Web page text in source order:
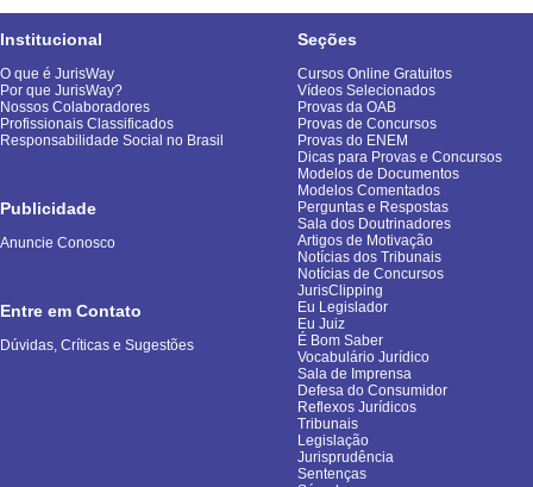
Institucional
O que é JurisWay
Por que JurisWay?
Nossos Colaboradores
Profissionais Classificados
Responsabilidade Social no Brasil
Publicidade
Anuncie Conosco
Entre em Contato
Dúvidas, Críticas e Sugestões
Seções
Cursos Online Gratuitos
Vídeos Selecionados
Provas da OAB
Provas de Concursos
Provas do ENEM
Dicas para Provas e Concursos
Modelos de Documentos
Modelos Comentados
Perguntas e Respostas
Sala dos Doutrinadores
Artigos de Motivação
Notícias dos Tribunais
Notícias de Concursos
JurisClipping
Eu Legislador
Eu Juiz
É Bom Saber
Vocabulário Jurídico
Sala de Imprensa
Defesa do Consumidor
Reflexos Jurídicos
Tribunais
Legislação
Jurisprudência
Sentenças